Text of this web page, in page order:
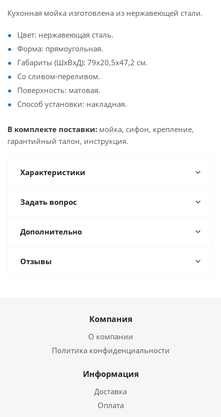
Кухонная мойка изготовлена из нержавеющей стали.
Цвет: нержавеющая сталь.
Форма: прямоугольная.
Габариты (ШхВхД): 79х20,5х47,2 см.
Со сливом-переливом.
Поверхность: матовая.
Способ установки: накладная.
В комплекте поставки: мойка, сифон, крепление,
гарантийный талон, инструкция.
Характеристики
Задать вопрос
Дополнительно
Отзывы
Компания
О компании
Политика конфиденциальности
Информация
Доставка
Оплата